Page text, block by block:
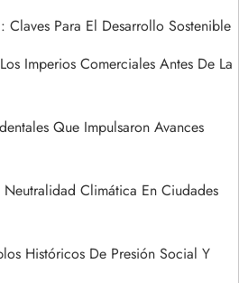
Claves Para El Desarrollo Sostenible
Imperios Comerciales Antes De La
Que Impulsaron Avances
Climática En Ciudades
Históricos De Presión Social Y